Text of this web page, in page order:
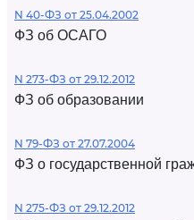
N 40-ФЗ от 25.04.2002
ФЗ об ОСАГО
N 273-ФЗ от 29.12.2012
ФЗ об образовании
N 79-ФЗ от 27.07.2004
ФЗ о государственной
N 275-ФЗ от 29.12.2012